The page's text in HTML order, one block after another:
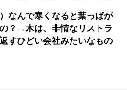
）なんで寒くなると葉っぱが
？→木は、非情なリストラ
すひどい会社みたいなもの